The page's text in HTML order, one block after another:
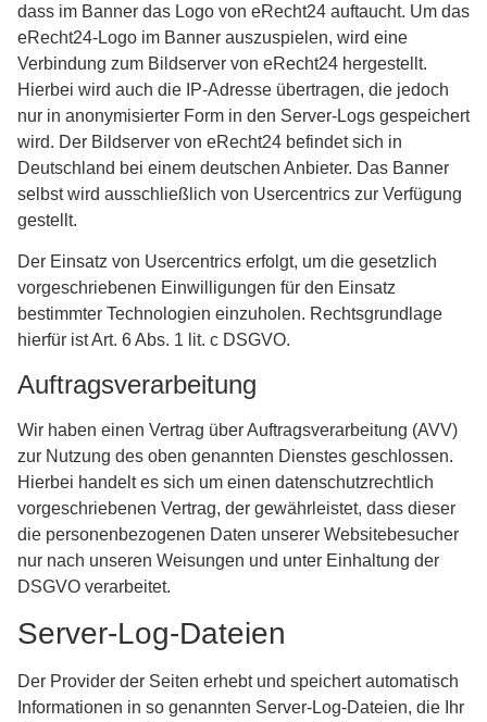
dass im Banner das Logo von eRecht24 auftaucht. Um das
eRecht24-Logo im Banner auszuspielen, wird eine
Verbindung zum Bildserver von eRecht24 hergestellt.
Hierbei wird auch die IP-Adresse übertragen, die jedoch
nur in anonymisierter Form in den Server-Logs gespeichert
wird. Der Bildserver von eRecht24 befindet sich in
Deutschland bei einem deutschen Anbieter. Das Banner
selbst wird ausschließlich von Usercentrics zur Verfügung
gestellt.
Der Einsatz von Usercentrics erfolgt, um die gesetzlich
vorgeschriebenen Einwilligungen für den Einsatz
bestimmter Technologien einzuholen. Rechtsgrundlage
hierfür ist Art. 6 Abs. 1 lit. c DSGVO.
Auftragsverarbeitung
Wir haben einen Vertrag über Auftragsverarbeitung (AVV)
zur Nutzung des oben genannten Dienstes geschlossen.
Hierbei handelt es sich um einen datenschutzrechtlich
vorgeschriebenen Vertrag, der gewährleistet, dass dieser
die personenbezogenen Daten unserer Websitebesucher
nur nach unseren Weisungen und unter Einhaltung der
DSGVO verarbeitet.
Server-Log-Dateien
Der Provider der Seiten erhebt und speichert automatisch
Informationen in so genannten Server-Log-Dateien, die Ihr